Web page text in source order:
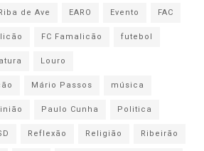
de Ave EARO Evento
FAC
FC Famalicão
futebol
Louro
Mário Passos
música
Paulo Cunha
Politica
Reflexão Religião
Ribeirão